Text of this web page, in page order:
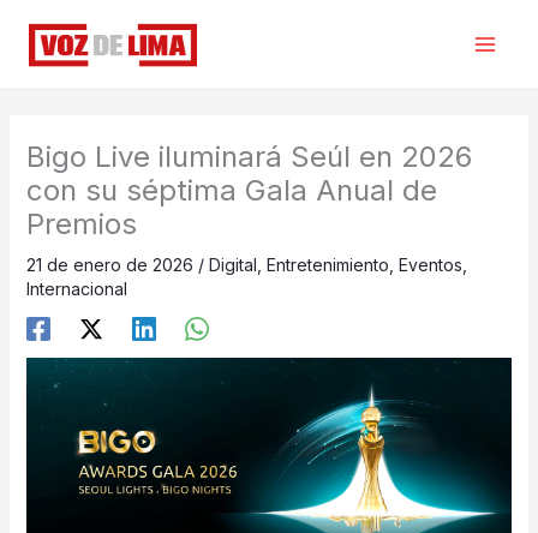
contenido
Bigo Live iluminará Seúl en 2026
con su séptima Gala Anual de
Premios
21 de enero de 2026 / Digital Entretenimiento Eventos
Internacional